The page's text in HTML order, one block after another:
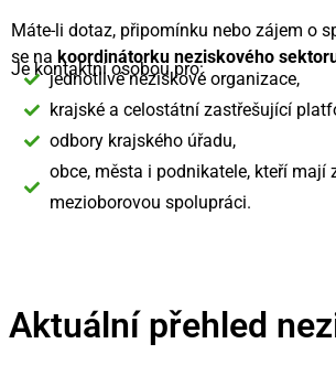
Máte-li dotaz, připomínku nebo zájem o
se na koordinátorku neziskového
Je kontaktní osobou pro:
jednotlivé neziskové organizace,
krajské a celostátní zastřešující
odbory krajského úřadu,
obce, města i podnikatele, kteří mají
mezioborovou spolupráci.
Aktuální přehled